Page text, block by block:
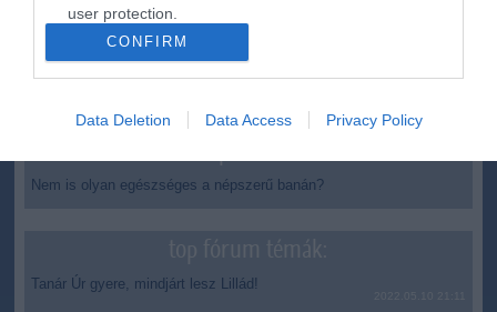
user protection.
CONFIRM
Data Deletion Data Access Privacy Policy
Szomjazó gólyának adott inni egy férfi Tiszakécskénél -
megható pillanatot rögzített a kamera
Megható felvétel: elpusztult borját vitte magával egy
Nem is olyan egészséges a népszerű banán?
Tanár Úr gyere, mindjárt lesz Lillád!